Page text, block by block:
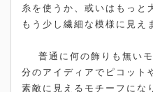
糸を使うか、或いはもっと
もう少し繊細な模様に見え
普通に何の飾りも無いモ
分のアイディアでピコット
素敵に見えるモチーフにな